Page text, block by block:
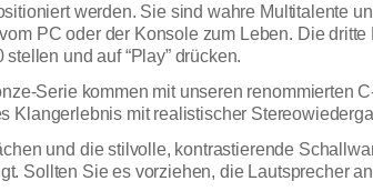
werden. Sie sind wahre Multitalente
PC oder der Konsole zum Leben. Die
und auf “Play” drücken.
Serie kommen mit unseren renommierten
Klangerlebnis mit realistischer
und die stilvolle, kontrastierende
Sollten Sie es vorziehen, die Lautsprecher